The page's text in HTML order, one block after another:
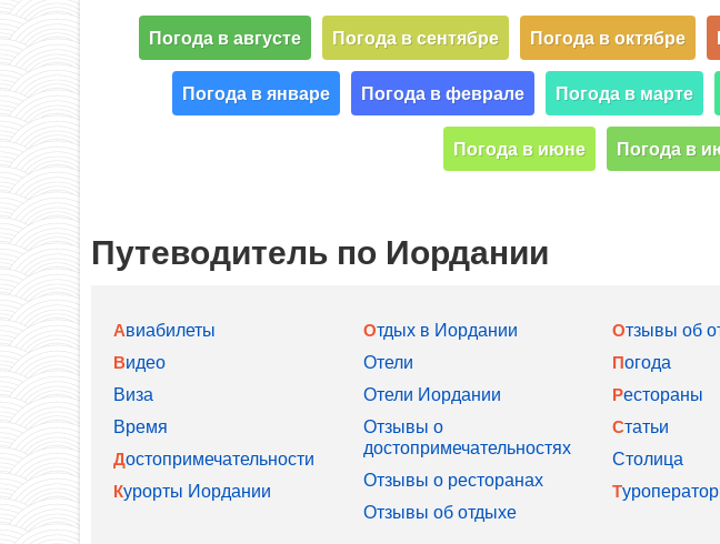
Погода в августе Погода в сентябре Погода в октябре
Погода в январе Погода в феврале Погода в марте
Погода в июне Погода в
Путеводитель по Иордании
Авиабилеты
Видео
Виза
Время
Достопримечательности
Курорты Иордании
Отдых в Иордании
Отели
Отели Иордании
Отзывы о
достопримечательностях
Отзывы о ресторанах
Отзывы об отдыхе
Отзывы об
Погода
Рестораны
Статьи
Столица